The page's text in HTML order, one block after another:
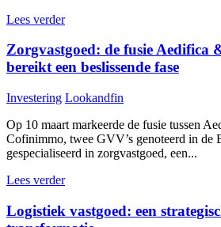
Lees verder
Zorgvastgoed: de fusie Aedifica
bereikt een beslissende fase
Investering Lookandfin
Op 10 maart markeerde de fusie tussen
Cofinimmo, twee GVV’s genoteerd in de
gespecialiseerd in zorgvastgoed, een...
Lees verder
Logistiek vastgoed: een